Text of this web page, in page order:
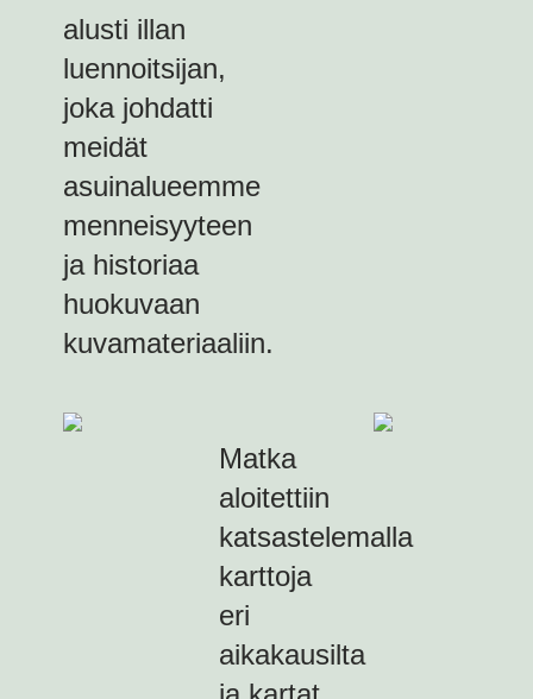
alusti illan
luennoitsijan,
joka johdatti
meidät
asuinalueemme
menneisyyteen
ja historiaa
huokuvaan
kuvamateriaaliin.
Matka
aloitettiin
katsastelemalla
karttoja
eri
aikakausilta